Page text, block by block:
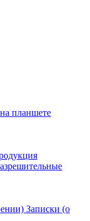
планшете
Записки (о